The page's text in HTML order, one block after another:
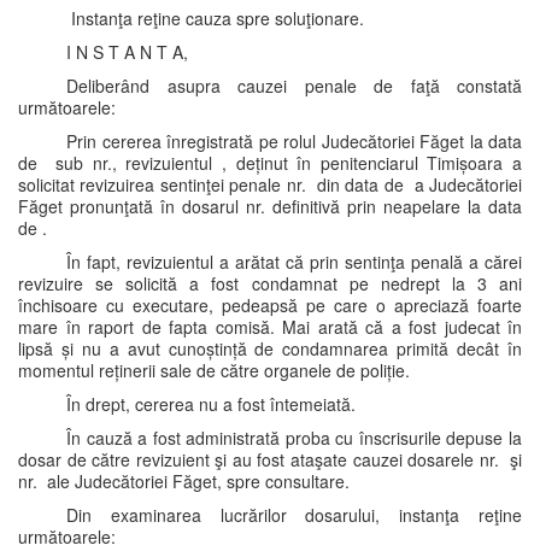
Instanţa reţine cauza spre soluţionare.
I N S T A N T A,
Deliberând asupra cauzei penale de faţă constată
următoarele:
Prin cererea înregistrată pe rolul Judecătoriei Făget la data
de sub nr., revizuientul , deținut în penitenciarul Timișoara a
solicitat revizuirea sentinţei penale nr. din data de a Judecătoriei
Făget pronunţată în dosarul nr. definitivă prin neapelare la data
de .
În fapt, revizuientul a arătat că prin sentinţa penală a cărei
revizuire se solicită a fost condamnat pe nedrept la 3 ani
închisoare cu executare, pedeapsă pe care o apreciază foarte
mare în raport de fapta comisă. Mai arată că a fost judecat în
lipsă și nu a avut cunoștință de condamnarea primită decât în
momentul reținerii sale de către organele de poliție.
În drept, cererea nu a fost întemeiată.
În cauză a fost administrată proba cu înscrisurile depuse la
dosar de către revizuient şi au fost ataşate cauzei dosarele nr. şi
nr. ale Judecătoriei Făget, spre consultare.
Din examinarea lucrărilor dosarului, instanţa reţine
următoarele: